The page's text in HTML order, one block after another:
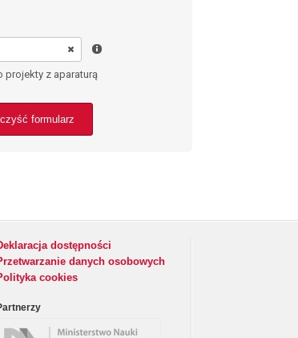
projekty z aparaturą
formularz
dostępności
danych osobowych
cookies